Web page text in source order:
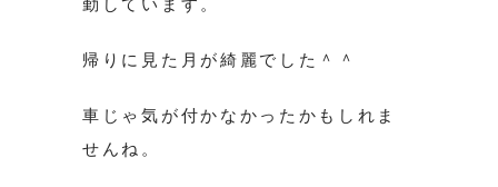
勤しています。
帰りに見た月が綺麗でした＾＾
車じゃ気が付かなかったかもしれま
せんね。